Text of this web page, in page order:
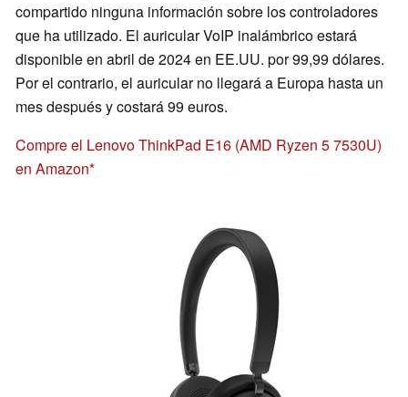
compartido ninguna información sobre los controladores
que ha utilizado. El auricular VoIP inalámbrico estará
disponible en abril de 2024 en EE.UU. por 99,99 dólares.
Por el contrario, el auricular no llegará a Europa hasta un
mes después y costará 99 euros.
Compre el Lenovo ThinkPad E16 (AMD Ryzen 5 7530U)
en Amazon